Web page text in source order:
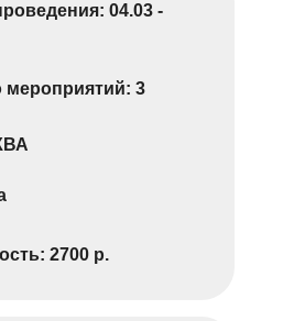
04.03 -
мероприятий: 3
2700 р.